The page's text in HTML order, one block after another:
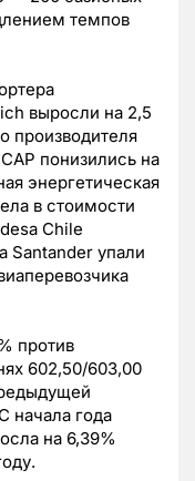
темпов
выросли на 2,5
производителя
понизились на
энергетическая
в стоимости
Chile
Santander упали
против
602,50/603,00
начала года
на 6,39%